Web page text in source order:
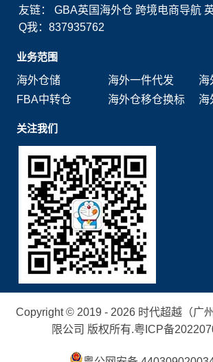
友链：GBA英国海外仓 跨境电商导航
Q我：837935762
业务范围
海外仓储
海外一件代发
海
FBA中转仓
海外仓移仓换标 海
关注我们
Copyright © 2019 - 2026 时代超越（广
限公司 版权所有.粤ICP备